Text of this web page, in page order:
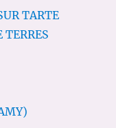
TARTE
TERRES